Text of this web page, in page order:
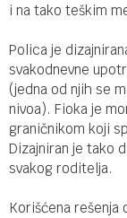
i na tako teškim
Polica je
svakodnevne
(jedna od njih se
nivoa). Fioka je
graničnikom koji
Dizajniran je tako
svakog roditelja.
Korišćena rešenja